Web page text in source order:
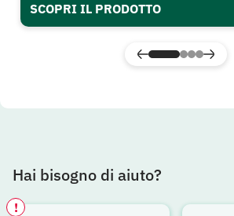
SCOPRI IL PRODOTTO
Hai bisogno di aiuto?
!